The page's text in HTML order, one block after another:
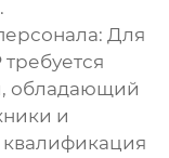
Для
обладающий
и
квалификация